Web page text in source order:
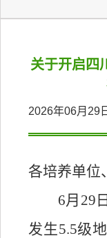
关于开启四
2026年06
各培养单位
6月 29
发生5.5级